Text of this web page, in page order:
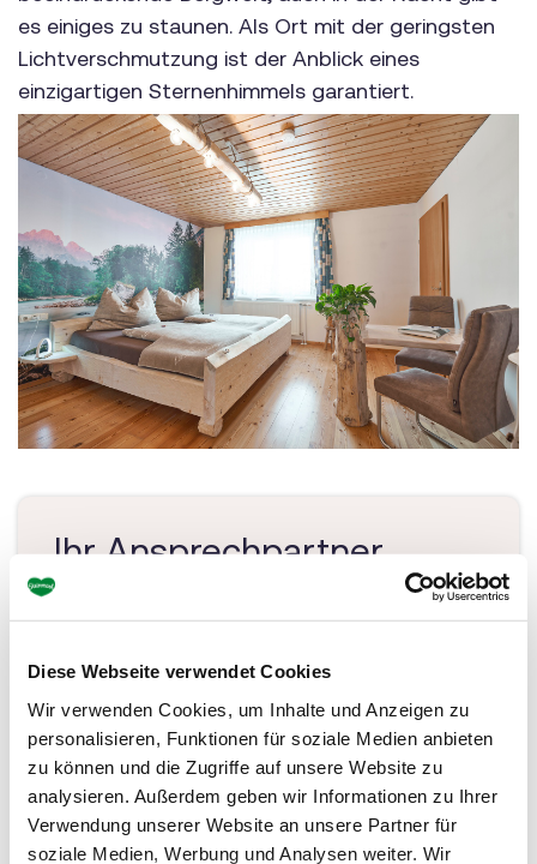
Diese Webseite verwendet Cookies
Wir verwenden Cookies, um Inhalte und Anzeigen zu
personalisieren, Funktionen für soziale Medien anbieten
zu können und die Zugriffe auf unsere Website zu
analysieren. Außerdem geben wir Informationen zu Ihrer
Verwendung unserer Website an unsere Partner für
soziale Medien, Werbung und Analysen weiter. Wir
es einiges zu staunen. Als Ort mit der geringsten
Lichtverschmutzung ist der Anblick eines
einzigartigen Sternenhimmels garantiert.
Ihr Ansprechpartner
8913 Admont
Tel.: +43 664 8780540
office@xeisnest.at